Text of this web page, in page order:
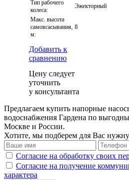
Тип рабочего
колеса:
Эжекторный
Макс. высота
самовсасывания,
м:
8
Добавить к
сравнению
Цену следует
уточнить
у консультанта
Предлагаем купить напорные
водоснабжения Гардена по
Москве и России.
Хотите, мы подберем для Вас
Согласие на обработку своих
Согласие на получение
характера